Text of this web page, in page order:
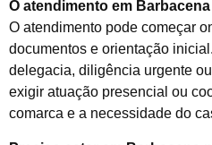
O atendimento em
O atendimento pode começar
documentos e orientação
delegacia, diligência urgente
exigir atuação presencial ou
comarca e a necessidade do